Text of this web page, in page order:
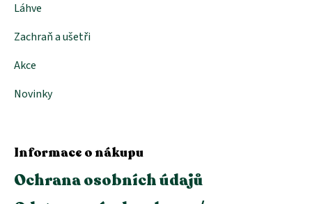
Láhve
Zachraň a ušetři
Akce
Novinky
Informace o nákupu
Ochrana osobních údajů